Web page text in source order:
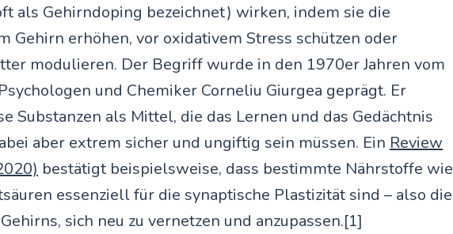
als Gehirndoping bezeichnet) wirken, indem sie die
Gehirn erhöhen, vor oxidativem Stress schützen oder
modulieren. Der Begriff wurde in den 1970er Jahren vom
und Chemiker Corneliu Giurgea geprägt. Er
Substanzen als Mittel, die das Lernen und das Gedächtnis
aber extrem sicher und ungiftig sein müssen. Ein Review
bestätigt beispielsweise, dass bestimmte Nährstoffe wie
essenziell für die synaptische Plastizität sind – also die
sich neu zu vernetzen und anzupassen.[1]